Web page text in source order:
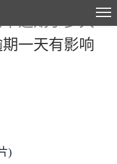
逾期了多久
一天有影响
)